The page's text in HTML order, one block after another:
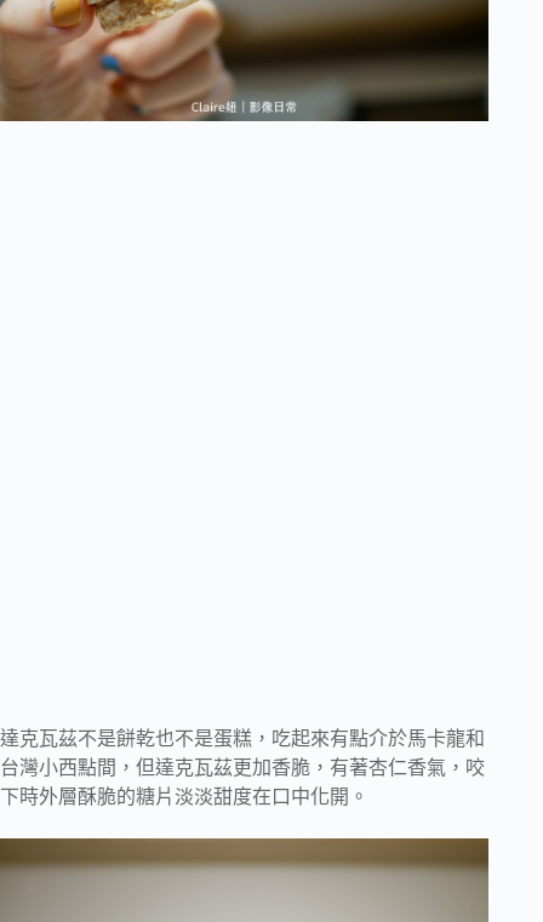
達克瓦茲不是餅乾也不是蛋糕，吃起來有點介於馬卡龍和
台灣小西點間，但達克瓦茲更加香脆，有著杏仁香氣，咬
下時外層酥脆的糖片淡淡甜度在口中化開。